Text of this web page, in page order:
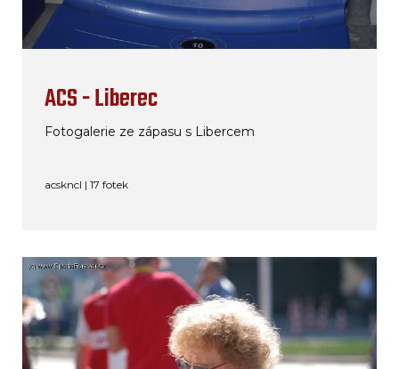
ACS - Liberec
Fotogalerie ze zápasu s Libercem
acskncl | 17 fotek